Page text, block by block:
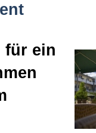
für ein